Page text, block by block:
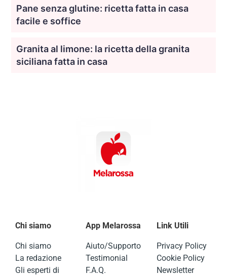
Pane senza glutine: ricetta fatta in casa
facile e soffice
Granita al limone: la ricetta della granita
siciliana fatta in casa
Chi siamo
Chi siamo
La redazione
Gli esperti di
App Melarossa
Aiuto/Supporto
Testimonial
F.A.Q.
Link Utili
Privacy Policy
Cookie Policy
Newsletter